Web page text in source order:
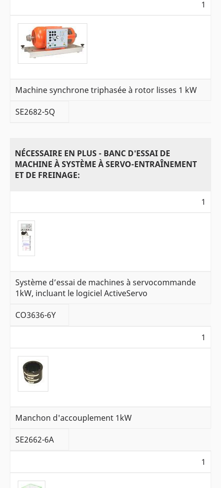
1
Machine synchrone triphasée à rotor lisses 1 kW
SE2682-5Q
NÉCESSAIRE EN PLUS - BANC D'ESSAI DE
MACHINE À SYSTÈME À SERVO-ENTRAÎNEMENT
ET DE FREINAGE:
1
Système d’essai de machines à servocommande
1kW, incluant le logiciel ActiveServo
CO3636-6Y
1
Manchon d'accouplement 1kW
SE2662-6A
1